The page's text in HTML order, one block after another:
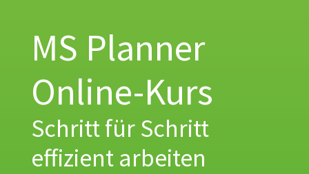
MS Planner
Online-Kurs
Schritt für Schritt
effizient arbeiten